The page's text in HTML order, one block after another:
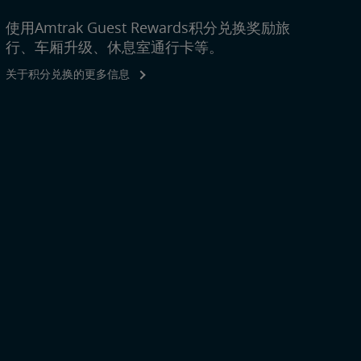
使用Amtrak Guest Rewards积分兑换奖励旅
行、车厢升级、休息室通行卡等。
关于积分兑换的更多信息